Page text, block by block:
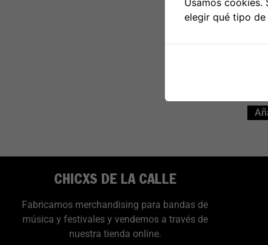
LP
CHICXS DE LA CALLE
Fabricamos merchandising para bandas de
música y festivales y vendemos a través de
nuestra tienda online.
Usamos cookies.
elegir qué tipo de